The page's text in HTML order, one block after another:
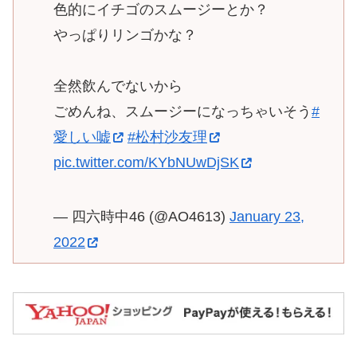
色的にイチゴのスムージーとか？
やっぱりリンゴかな？
全然飲んでないから
ごめんね、スムージーになっちゃいそう #
愛しい嘘
#松村沙友理
pic.twitter.com/KYbNUwDjSK
— 四六時中46 (@AO4613) January 23,
2022